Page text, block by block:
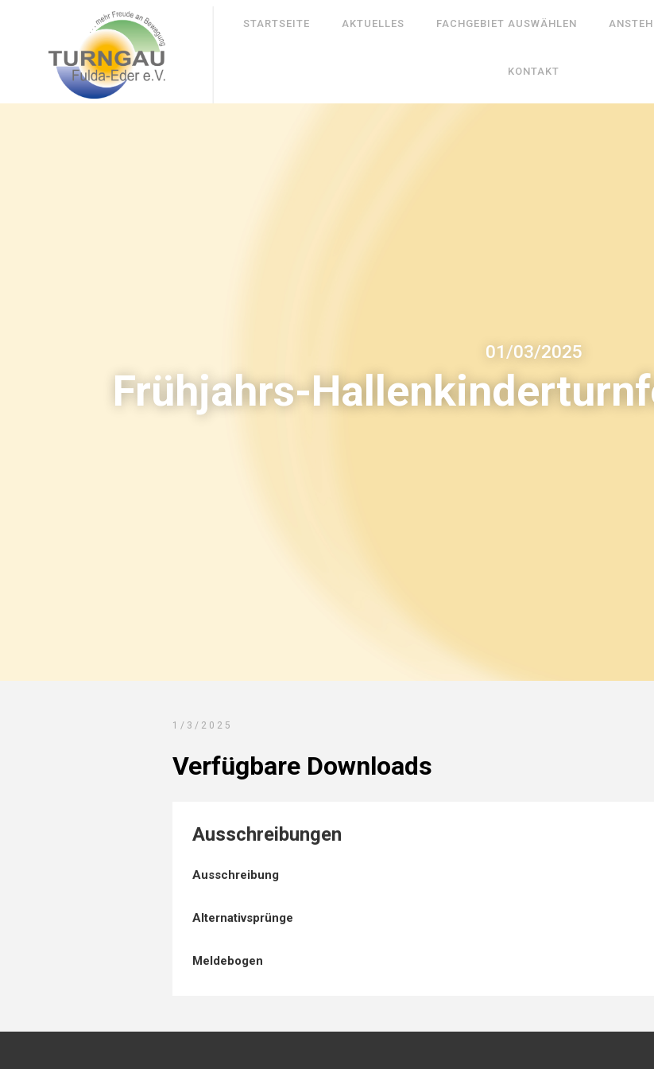
STARTSEITE AKTUELLES FACHGEBIET AUSWÄHLEN
KONTAKT
01/03/2025
Frühjahrs-
1/3/2025
Verfügbare Downloads
Ausschreibungen
Ausschreibung
Alternativsprünge
Meldebogen